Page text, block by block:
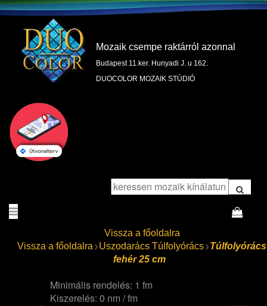
Mozaik csempe raktárról azonnal
Budapest 11.ker. Hunyadi J. u 162.
DUOCOLOR MOZAIK STÚDIÓ
Vissza a főoldalra
Vissza a főoldalra
Uszodarács Túlfolyórács
Túlfolyórács
fehér 25 cm
Minimális rendelés: 1 fm
Kiszerelés: 0 nm / fm